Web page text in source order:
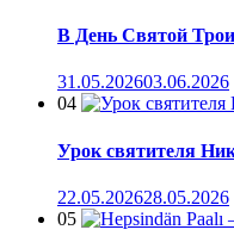
В День Святой
31.05.202603.06.2026
04
Урок святителя
22.05.202628.05.2026
05